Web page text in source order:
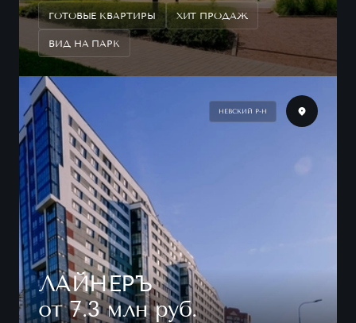
ГОТОВЫЕ КВАРТИРЫ ХИТ ПРОДАЖ
ВИД НА ПАРК
НЕВСКИЙ Р-Н
ЛАЙНЕРЪ
от 7.3 млн руб.